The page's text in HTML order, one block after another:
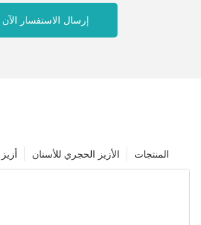
إرسال الاستفسار الآن
المنتجات الأزيز الحجري للأسنان